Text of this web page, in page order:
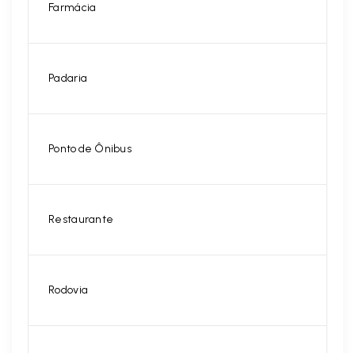
Farmácia
Padaria
Ponto de Ônibus
Restaurante
Rodovia